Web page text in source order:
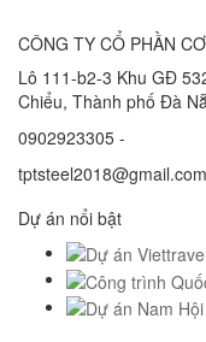
CÔNG TY CỔ PHẦN
Lô 111-b2-3 Khu GĐ
Chiểu, Thành phố Đà
0902923305 -
tptsteel2018@gmail.com
Dự án nổi bật